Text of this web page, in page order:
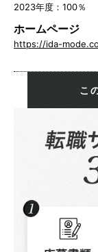
2023年度：100％
ホームページ
https://ida-
こ